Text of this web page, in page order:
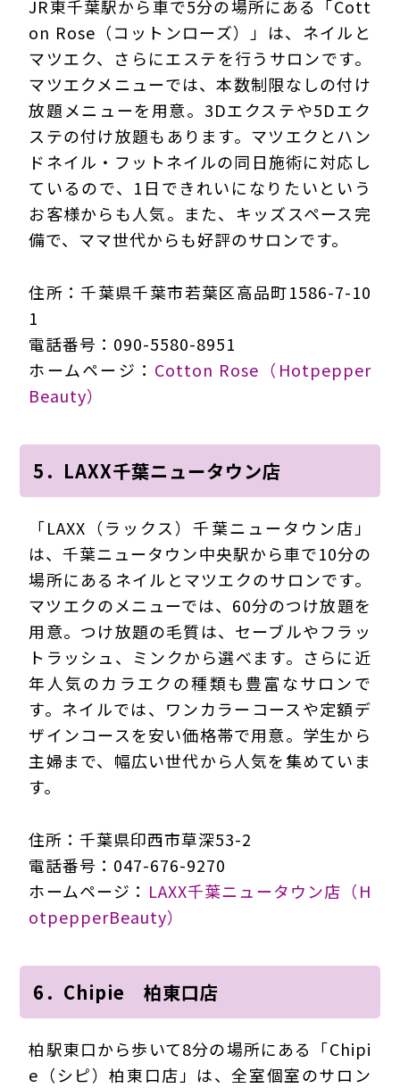
JR東千葉駅から車で5分の場所にある「Cott
on Rose（コットンローズ）」は、ネイルと
マツエク、さらにエステを行うサロンです。
マツエクメニューでは、本数制限なしの付け
放題メニューを用意。3Dエクステや5Dエク
ステの付け放題もあります。マツエクとハン
ドネイル・フットネイルの同日施術に対応し
ているので、1日できれいになりたいという
お客様からも人気。また、キッズスペース完
備で、ママ世代からも好評のサロンです。
住所：千葉県千葉市若葉区高品町1586-7-10
1
電話番号：090-5580-8951
ホームページ： Cotton Rose（Hotpepper
Beauty）
5．LAXX千葉ニュータウン店
「LAXX（ラックス）千葉ニュータウン店」
は、千葉ニュータウン中央駅から車で10分の
場所にあるネイルとマツエクのサロンです。
マツエクのメニューでは、60分のつけ放題を
用意。つけ放題の毛質は、セーブルやフラッ
トラッシュ、ミンクから選べます。さらに近
年人気のカラエクの種類も豊富なサロンで
す。ネイルでは、ワンカラーコースや定額デ
ザインコースを安い価格帯で用意。学生から
主婦まで、幅広い世代から人気を集めていま
す。
住所：千葉県印西市草深53-2
電話番号：047-676-9270
ホームページ： LAXX千葉ニュータウン店（H
otpepperBeauty）
6．Chipie 柏東口店
柏駅東口から歩いて8分の場所にある「Chipi
e（シピ）柏東口店」は、全室個室のサロン